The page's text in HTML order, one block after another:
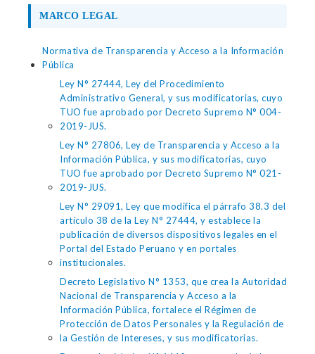
MARCO LEGAL
Normativa de Transparencia y Acceso a la Información
Pública
Ley N° 27444, Ley del Procedimiento
Administrativo General, y sus modificatorias, cuyo
TUO fue aprobado por Decreto Supremo N° 004-
2019-JUS.
Ley N° 27806, Ley de Transparencia y Acceso a la
Información Pública, y sus modificatorias, cuyo
TUO fue aprobado por Decreto Supremo N° 021-
2019-JUS.
Ley N° 29091, Ley que modifica el párrafo 38.3 del
artículo 38 de la Ley N° 27444, y establece la
publicación de diversos dispositivos legales en el
Portal del Estado Peruano y en portales
institucionales.
Decreto Legislativo N° 1353, que crea la Autoridad
Nacional de Transparencia y Acceso a la
Información Pública, fortalece el Régimen de
Protección de Datos Personales y la Regulación de
la Gestión de Intereses, y sus modificatorias.